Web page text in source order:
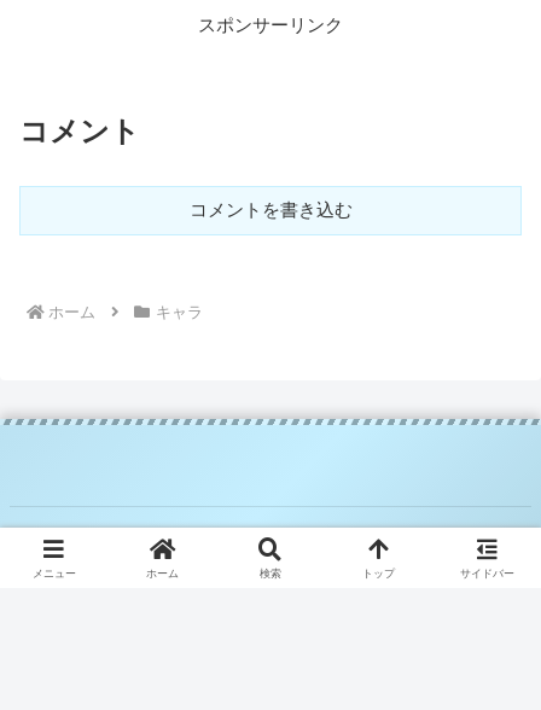
スポンサーリンク
コメント
コメントを書き込む
ホーム キャラ
© 2025 騎空士ブルーの攻略日記.
メニュー ホーム 検索 トップ サイドバー